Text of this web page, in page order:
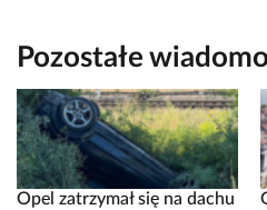
Pozostałe
Opel zatrzymał się na dachu